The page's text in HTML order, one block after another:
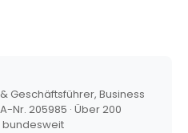
Geschäftsführer, Business
Nr. 205985 · Über 200